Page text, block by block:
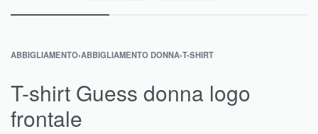
ABBIGLIAMENTO›ABBIGLIAMENTO DONNA›T-SHIRT
T-shirt Guess donna logo
frontale